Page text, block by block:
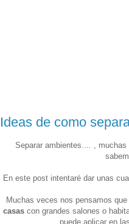
Ideas de como
Separar ambientes.... ,
En este post intentaré dar unas
Muchas veces nos pensamos
casas con grandes salones o
puede aplicar en las